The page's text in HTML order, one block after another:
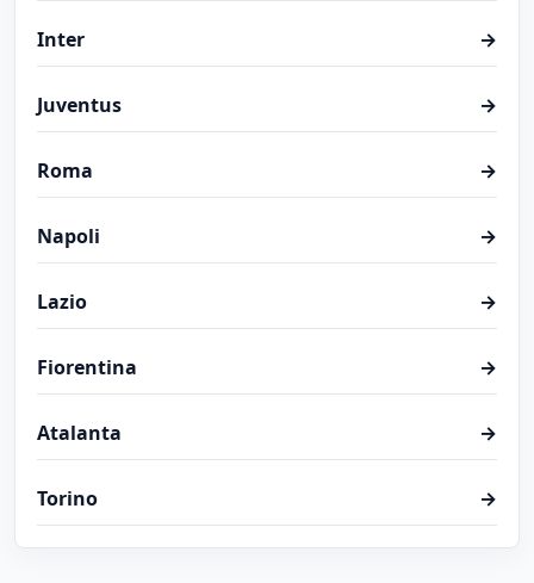
Inter →
Juventus →
Roma →
Napoli →
Lazio →
Fiorentina →
Atalanta →
Torino →